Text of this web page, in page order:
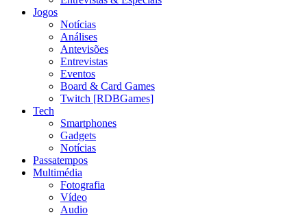
Jogos
Notícias
Análises
Antevisões
Entrevistas
Eventos
Board & Card Games
Twitch [RDBGames]
Tech
Smartphones
Gadgets
Notícias
Passatempos
Multimédia
Fotografia
Vídeo
Audio